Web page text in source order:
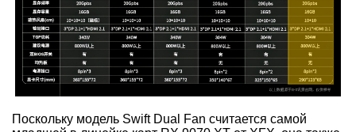
Поскольку модель Swift Dual Fan считается самой